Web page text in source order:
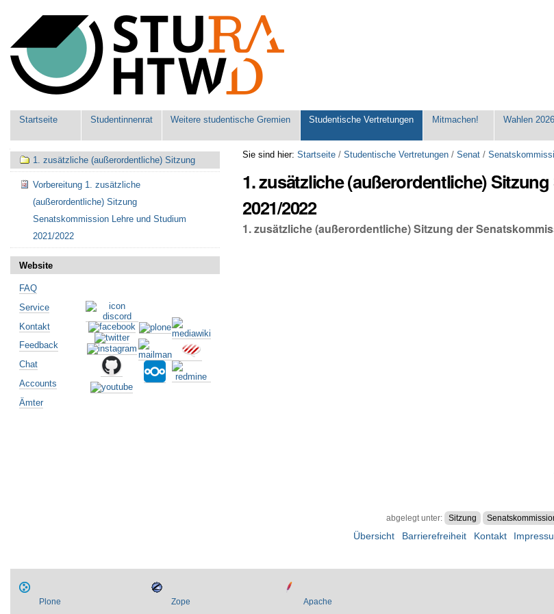
Werkzeuge
Sektionen
Startseite Studentinnenrat Weitere studentische Gremien Studentische Vertretungen Mitmachen! Wahlen
Sie sind hier: Startseite /Studentische Vertretungen /Senat /
1. zusätzliche (außerordentliche)
2021/2022
1. zusätzliche (außerordentliche) Sitzung der
abgelegt unter: Sitzung
Navigation
1. zusätzliche (außerordentliche) Sitzung
Vorbereitung 1. zusätzliche
(außerordentliche) Sitzung
Senatskommission Lehre und Studium
2021/2022
Website
FAQ
Service
Kontakt
Feedback
Chat
Accounts
Ämter
Übersicht Barrierefreiheit Kontakt
Plone Zope Apache